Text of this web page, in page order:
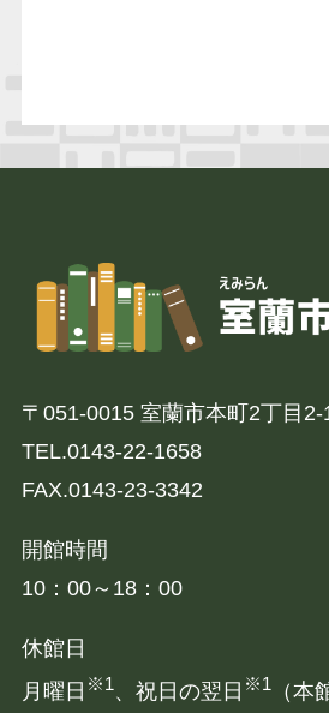
〒051-0015 室蘭市本町2丁⽬2-
TEL.0143-22-1658
FAX.0143-23-3342
開館時間
10：00～18：00
休館日
月曜日 ※1、祝日の翌日 ※1
（本